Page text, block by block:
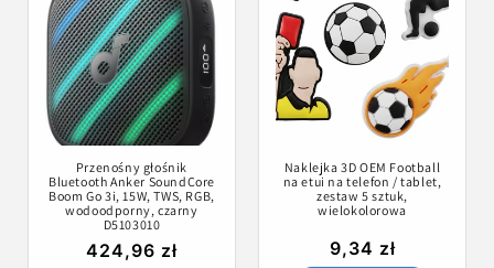
Przenośny głośnik
Bluetooth Anker SoundCore
Boom Go 3i, 15W, TWS, RGB,
wodoodporny, czarny
D5103010
424,96 zł
Naklejka 3D OEM Football
na etui na telefon / tablet,
zestaw 5 sztuk,
wielokolorowa
9,34 zł